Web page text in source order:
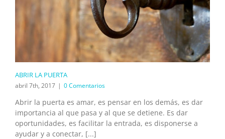
ABRIR LA PUERTA
abril 7th, 2017 | 0 Comentarios
Abrir la puerta es amar, es pensar en los demás, es dar
importancia al que pasa y al que se detiene. Es dar
oportunidades, es facilitar la entrada, es disponerse a
ayudar y a conectar, [...]